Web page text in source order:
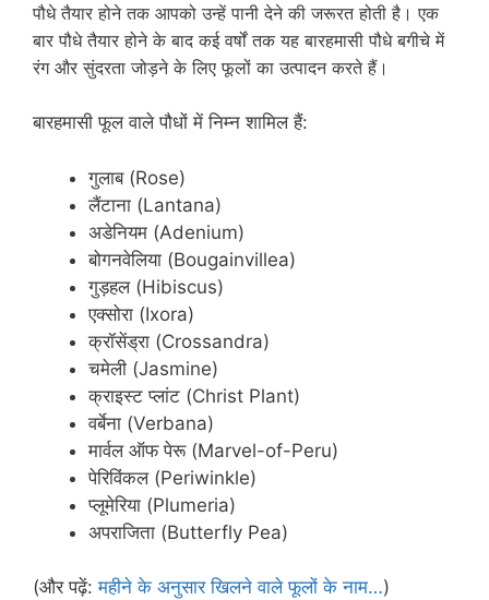
पौधे तैयार होने तक आपको उन्हें पानी देने की जरूरत होती है। एक
बार पौधे तैयार होने के बाद कई वर्षों तक यहबारहमासी पौधेबगीचे में
रंग और सुंदरता जोड़ने के लिए फूलों का उत्पादन करते हैं।
बारहमासी फूल वाले पौधों में निम्न शामिल हैं:
गुलाब (Rose)
लैंटाना (Lantana)
अडेनियम (Adenium)
बोगनवेलिया (Bougainvillea)
गुड़हल (Hibiscus)
एक्सोरा (Ixora)
क्रॉसेंड्रा (Crossandra)
चमेली (Jasmine)
क्राइस्ट प्लांट (Christ Plant)
वर्बेना (Verbana)
मार्वल ऑफ पेरू (Marvel-of-Peru)
पेरिविंकल (Periwinkle)
प्लूमेरिया (Plumeria)
अपराजिता (Butterfly Pea)
(और पढ़ें:महीने के अनुसार खिलने वाले फूलों के नाम…)